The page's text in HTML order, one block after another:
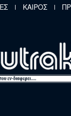
περιεχόμενο
ΚΑΙΡΟΣ